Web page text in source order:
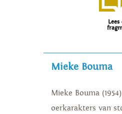
Lees
Mieke Bouma
Mieke Bouma
oerkarakters van